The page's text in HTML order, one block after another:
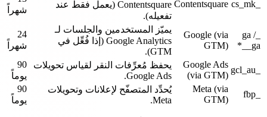
Contentsquare
Contentsquare (يعمل فقط عند
تفعيله).
شهراً
_ga /
_ga_*
Google (via
GTM)
يميّز المستخدمين والجلسات لـ
Google Analytics (إذا فُعِّل في
GTM).
24
شهراً
Google Ads
(via GTM)
يحفظ مُعرِّفات النقر لقياس تحويلات
Google Ads.
90
يوماً
Meta (via
GTM)
يُحدِّد المتصفّح لإعلانات وتحويلات
Meta.
90
يوماً